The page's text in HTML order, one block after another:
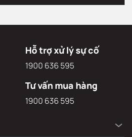
Hỗ trợ xử lý sự cố
1900 636 595
Tư vấn mua hàng
1900 636 595